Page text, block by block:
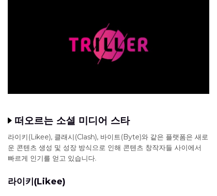
떠오르는 소셜 미디어 스타
라이키(Likee), 클래시(Clash), 바이트(Byte)와 같은 플랫폼은 새로
운 콘텐츠 생성 및 성장 방식으로 인해 콘텐츠 창작자들 사이에서
빠르게 인기를 얻고 있습니다.
라이키(Likee)